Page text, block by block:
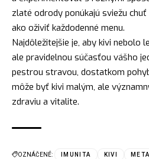
zlaté odrody ponúkajú sviežu
ako oživiť každodenné menu.
Najdôležitejšie je, aby kivi nebolo
ale pravidelnou súčasťou vášho
pestrou stravou, dostatkom
môže byť kivi malým, ale
zdraviu a vitalite.
OZNÁČENÉ: IMUNITA KIVI